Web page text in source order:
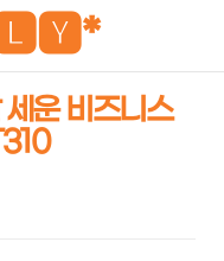
운 비즈니스